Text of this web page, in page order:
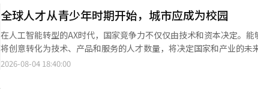
指出：“在文化艺术领域，预算的安排无论供应方如何努力都存在明
行选择。”
示：“神话中的神灵介入被现实重新诠释，电影更集中于人类的痛苦和归乡主题。”
出：“70mm IMAX确实能完美呈现诺兰导演的意图，但由于老旧影
能会因人而异。” 另外，《奥德赛》在上个月特别场次预售开始时，CGV龙山IMAX同时涌入数千人，导致接入延
迟。随后，在上映前预售观众超过50万，龙山IMAX大部分场次在约
上以溢价交易，显示出极高的关注度。
链。粉丝们解读为这不仅是道具，而是暗示她浮现的记忆。 第三个是MJ再次回到皇后区的中城科学高中屋顶。这个
地方是她与彼得在《无路可归》中躲避人群时交谈的场所，解读为她的记
讨论的是第四个场景。在影片后半段，琴·格雷使用能力影响人们的
·格雷的心灵感应能力可能刺激或恢复了她遗忘的记忆，认为那一刻MJ的部分记忆复苏
样引起了粉丝的关注。 影片结尾，内德在一家餐厅用餐时查看手机。这时，买花的彼得偶然发现了内德，经过短暂犹
全球人才从青少年时期开始，城市应成为校园
在人工智能转型的AX时代，国家竞争力不仅仅由技术和资本决定。
将创意转化为技术、产品和服务的人才数量，将决定国家和产业的未来。 人才的获取并不仅仅从引进已经验证过
家开始。尽早发现有潜力的青少年，并让他们与我国的教育、研究和
2026-08-04 18:40:00